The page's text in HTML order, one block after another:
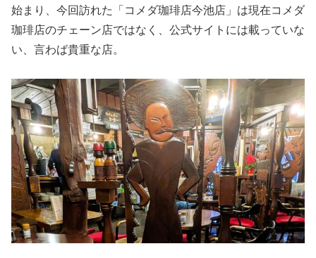
始まり、今回訪れた「コメダ珈琲店今池店」は現在コメダ
珈琲店のチェーン店ではなく、公式サイトには載っていな
い、言わば貴重な店。